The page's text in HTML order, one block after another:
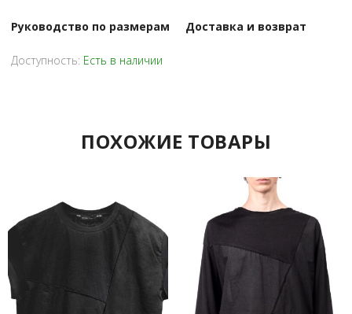
Руководство по размерам Доставка и возврат
Доступность: Есть в наличии
ПОХОЖИЕ ТОВАРЫ